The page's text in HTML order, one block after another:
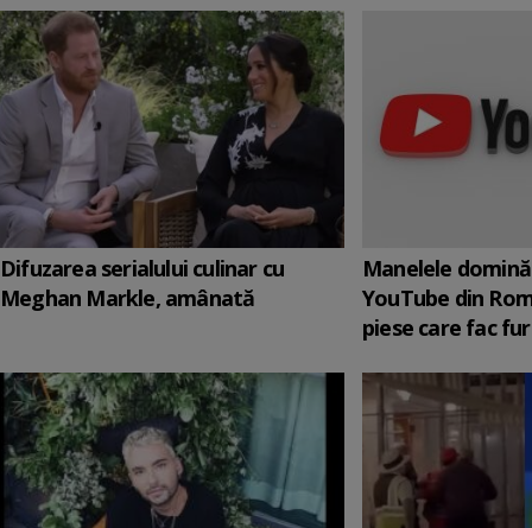
Difuzarea serialului culinar cu
Meghan Markle, amânată
Manelele
YouTube din
piese care fac